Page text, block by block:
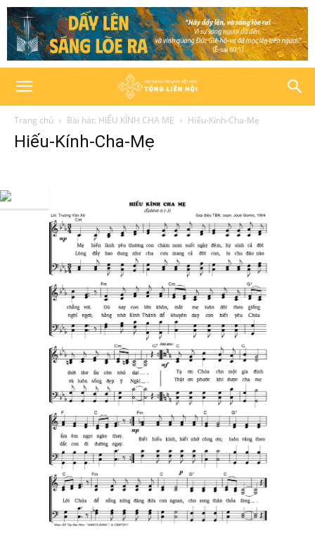
Trang chủ Bài hát: HIẾU KÍNH CHA MẸ Hiếu-Kính-Cha-Mẹ
Hiếu-Kính-Cha-Mẹ